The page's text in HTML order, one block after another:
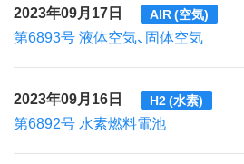
2023年09月17日 AIR (空気)
第6893号 液体空気、固体空気
2023年09月16日 H2 (水素)
第6892号 水素燃料電池